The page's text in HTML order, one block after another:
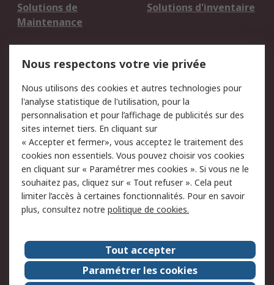
Solutions de
Maintenance
Solutions d'inventaire
du site
Politique de protection
des données - Mise à
jour
Sécurité des E-mails
Conditions générales
de vente
Politique anti-
corruption
Campagnes marketing
A propos de RS
A propos de RS France
Evénements
Le groupe RS Group Plc
Presse
RS dans le monde
Démarche RSE
Nous respectons votre vie privée
Nous utilisons des cookies et autres technologies pour
l'analyse statistique de l'utilisation, pour la
personnalisation et pour l’affichage de publicités sur des
sites internet tiers. En cliquant sur
« Accepter et fermer», vous acceptez le traitement des
cookies non essentiels. Vous pouvez choisir vos cookies
en cliquant sur « Paramétrer mes cookies ». Si vous ne le
souhaitez pas, cliquez sur « Tout refuser ». Cela peut
limiter l’accès à certaines fonctionnalités. Pour en savoir
plus, consultez notre politique de cookies.
Tout accepter
Paramétrer les cookies